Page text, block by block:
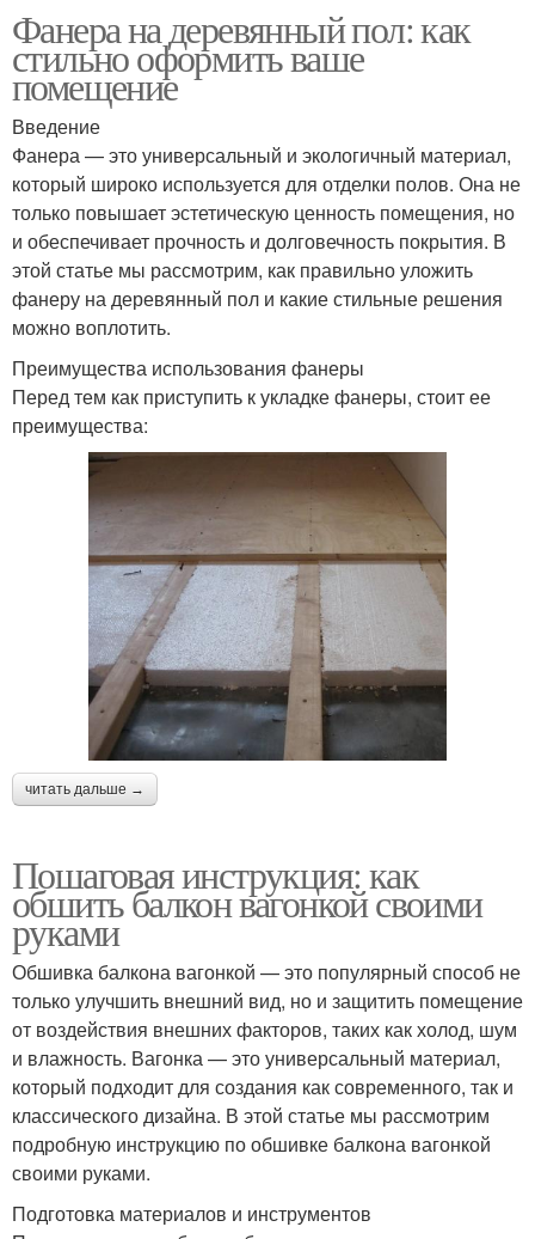
Фанера на деревянный пол: как
стильно оформить ваше
помещение
Введение
Фанера — это универсальный и экологичный материал,
который широко используется для отделки полов. Она не
только повышает эстетическую ценность помещения, но
и обеспечивает прочность и долговечность покрытия. В
этой статье мы рассмотрим, как правильно уложить
фанеру на деревянный пол и какие стильные решения
можно воплотить.
Преимущества использования фанеры
Перед тем как приступить к укладке фанеры, стоит ее
преимущества:
читать дальше →
Пошаговая инструкция: как
обшить балкон вагонкой своими
руками
Обшивка балкона вагонкой — это популярный способ не
только улучшить внешний вид, но и защитить помещение
от воздействия внешних факторов, таких как холод, шум
и влажность. Вагонка — это универсальный материал,
который подходит для создания как современного, так и
классического дизайна. В этой статье мы рассмотрим
подробную инструкцию по обшивке балкона вагонкой
своими руками.
Подготовка материалов и инструментов